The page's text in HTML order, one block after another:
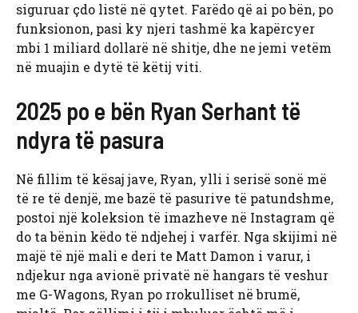
siguruar çdo listë në qytet. Farëdo që ai po bën, po
funksionon, pasi ky njeri tashmë ka kapërcyer
mbi 1 miliard dollarë në shitje, dhe ne jemi vetëm
në muajin e dytë të këtij viti.
2025 po e bën Ryan Serhant të
ndyra të pasura
Në fillim të kësaj jave, Ryan, ylli i serisë sonë më
të re të denjë, me bazë të pasurive të patundshme,
postoi një koleksion të imazheve në Instagram që
do ta bënin këdo të ndjehej i varfër. Nga skijimi në
majë të një mali e deri te Matt Damon i varur, i
ndjekur nga avionë privatë në hangars të veshur
me G-Wagons, Ryan po rrokulliset në brumë,